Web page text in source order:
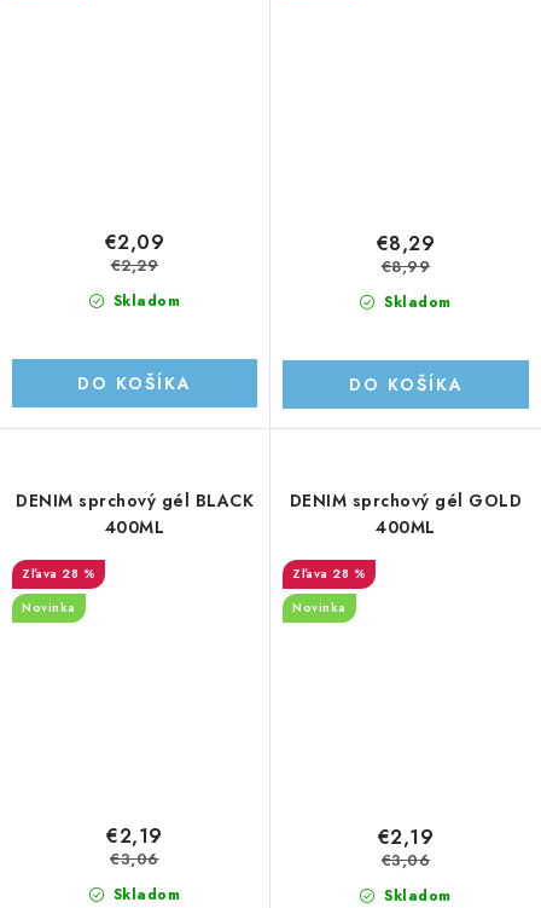
Skladom
€2,09
€2,29
DO KOŠÍKA
Skladom
€8,29
€8,99
DO KOŠÍKA
DENIM sprchový gél BLACK
400ML
28 %
Novinka
Skladom
€2,19
€3,06
DENIM sprchový gél GOLD
400ML
28 %
Novinka
Skladom
€2,19
€3,06